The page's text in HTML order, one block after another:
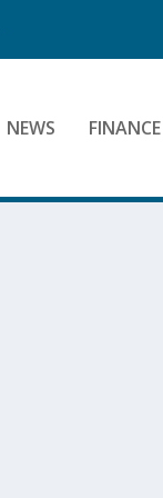
NEWS FINANCE